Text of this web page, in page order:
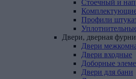
Стоечный и
Профили
Двери, дверная
Двери
Двери входные
Доборные
Двери для бани